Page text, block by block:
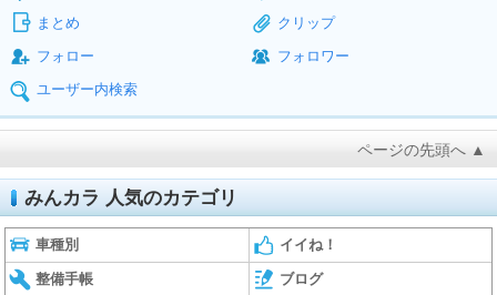
まとめ
クリップ
フォロー
フォロワー
ユーザー内検索
ページの先頭へ ▲
みんカラ 人気のカテゴリ
車種別 イイね！
整備手帳 ブログ